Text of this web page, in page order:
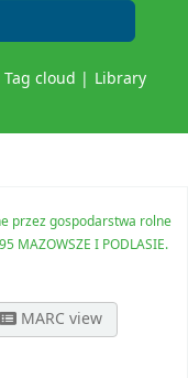
Tag cloud Library
przez gospodarstwa rolne
MAZOWSZE I PODLASIE.
MARC view